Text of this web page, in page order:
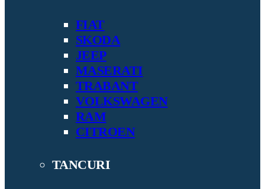
FIAT
SKODA
JEEP
MASERATI
TRABANT
VOLKSWAGEN
RAM
CITROEN
TANCURI